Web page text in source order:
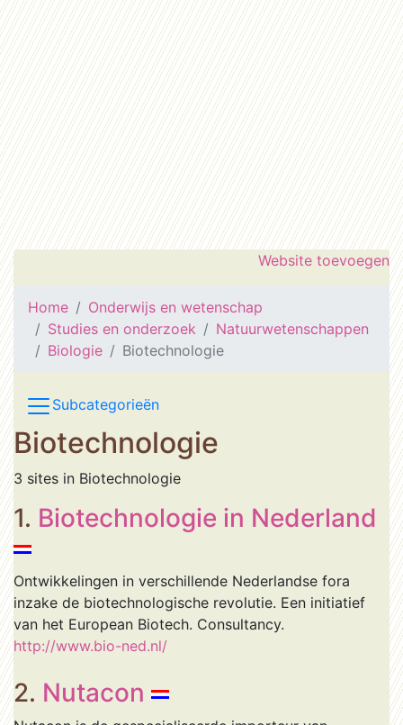
Website toevoegen
Home
Onderwijs en wetenschap
Studies en onderzoek
Natuurwetenschappen
Biologie
Biotechnologie
Subcategorieën
Biotechnologie
3 sites in Biotechnologie
1. Biotechnologie in Nederland
Ontwikkelingen in verschillende Nederlandse fora
inzake de biotechnologische revolutie. Een initiatief
van het European Biotech. Consultancy.
http://www.bio-ned.nl/
2. Nutacon